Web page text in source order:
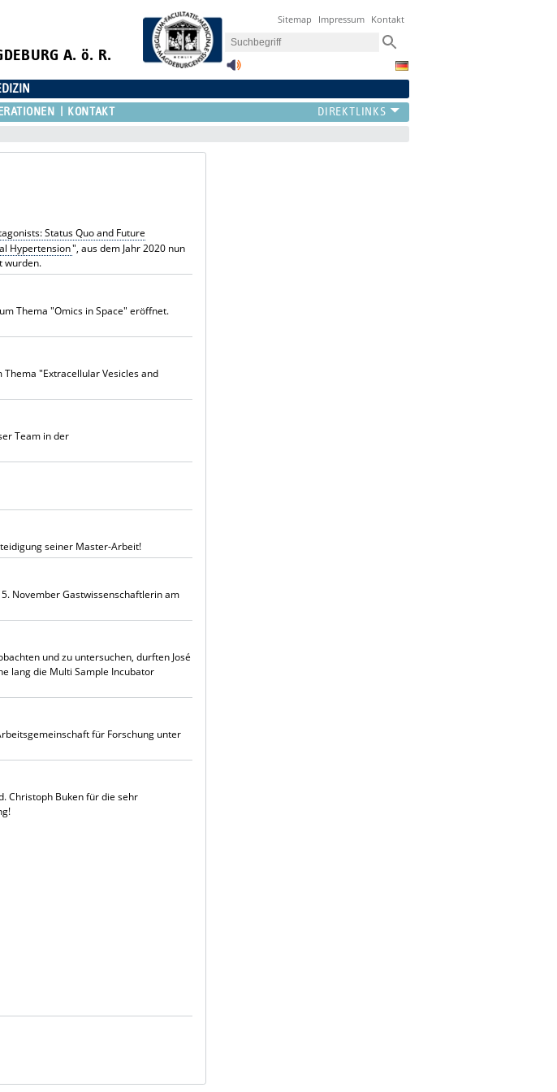
A. ö. R.
Sitemap Impressum Kontakt
KONTAKT
Status Quo and Future
Hypertension", aus dem Jahr 2020 nun
wurden.
Thema "Omics in Space" eröffnet.
Thema "Extracellular Vesicles and
Team in der
seiner Master-Arbeit!
November Gastwissenschaftlerin am
und zu untersuchen, durften José
lang die Multi Sample Incubator
für Forschung unter
Christoph Buken für die sehr